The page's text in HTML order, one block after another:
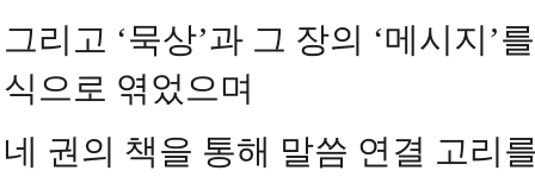
그리고 ‘묵상’과 그 장의 ‘메시지 ’
식으로 엮었으며
네 권의 책을 통해 말씀 연결 고리